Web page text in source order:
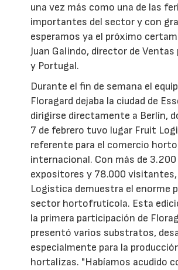
una vez más como una de las
importantes del sector y con
esperamos ya el próximo
Juan Galindo, director de Ventas
y Portugal.
Durante el fin de semana el
Floragard dejaba la ciudad de
dirigirse directamente a Berlín,
7 de febrero tuvo lugar Fruit
referente para el comercio
internacional. Con más de 3.200
expositores y 78.000
Logistica demuestra el enorme
sector hortofrutícola. Esta
la primera participación de
presentó varios substratos,
especialmente para la
hortalizas. "Habíamos acudido